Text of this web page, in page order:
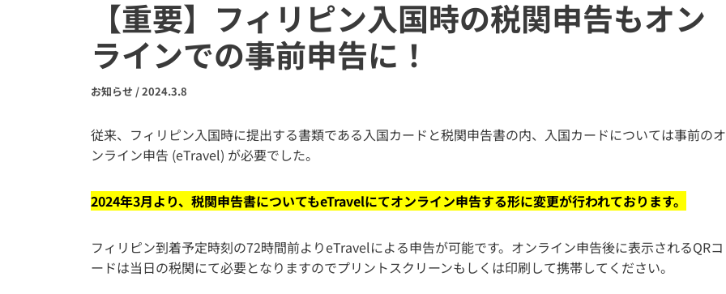
【重要】フィリピン入国時の税関申告もオン
ラインでの事前申告に！
お知らせ /2024.3.8
従来、フィリピン入国時に提出する書類である入国カードと税関申告書の内、入国カードについては事前のオ
ンライン申告 (eTravel) が必要でした。
2024年3月より、税関申告書についてもeTravelにてオンライン申告する形に変更が行われております。
フィリピン到着予定時刻の72時間前よりeTravelによる申告が可能です。オンライン申告後に表示されるQRコ
ードは当日の税関にて必要となりますのでプリントスクリーンもしくは印刷して携帯してください。